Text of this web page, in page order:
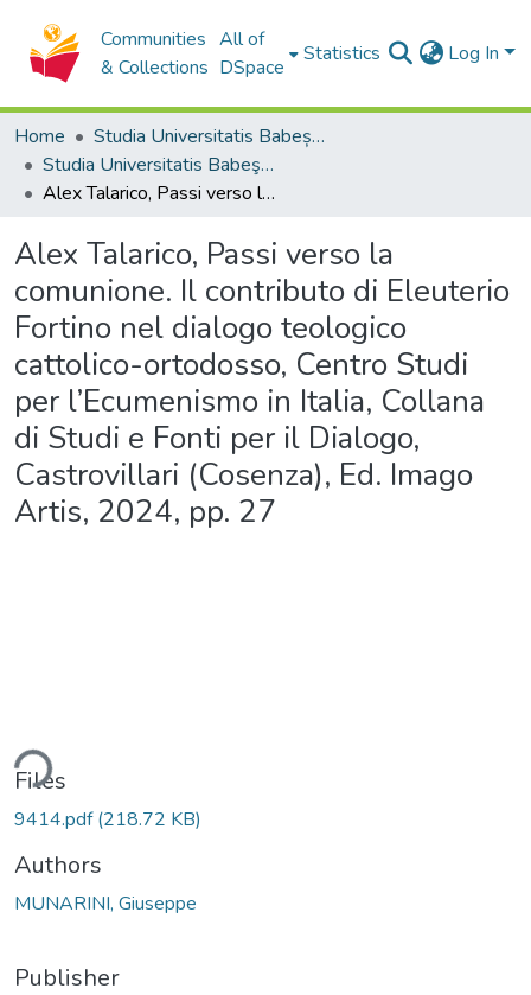
Communities
& Collections
All of
DSpace
Statistics Log In
Home
Studia Universitatis Babeș-Bolyai Collection
Studia Universitatis Babeş-Bolyai Theologia Catholica
Alex Talarico, Passi verso la comunione. Il contributo di Eleuterio Fortino nel dialogo teologico cattolico-ortodosso, Centro Studi per l’Ecumenismo in Italia, Collana di Studi e Fonti per il Dialogo, Castrovillari (Cosenza), Ed. Imago Artis, 2024, pp. 27
Alex Talarico, Passi verso la
comunione. Il contributo di Eleuterio
Fortino nel dialogo teologico
cattolico-ortodosso, Centro Studi
per l’Ecumenismo in Italia, Collana
di Studi e Fonti per il Dialogo,
Castrovillari (Cosenza), Ed. Imago
Artis, 2024, pp. 27
Files
9414.pdf(218.72 KB)
Authors
MUNARINI, Giuseppe
Publisher